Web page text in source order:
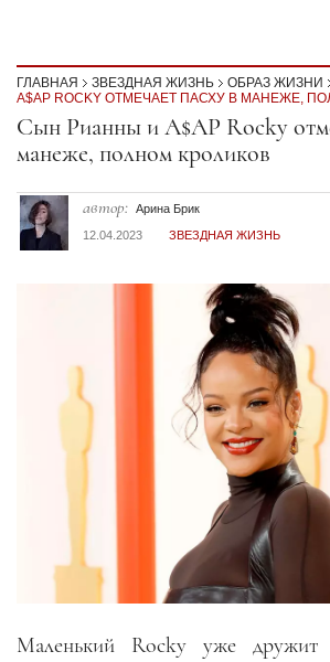
ГЛАВНАЯ ЗВЕЗДНАЯ ЖИЗНЬ ОБРАЗ ЖИЗНИ
A$AP ROCKY ОТМЕЧАЕТ ПАСХУ В МАНЕЖЕ,
Секция статей
Сын Рианны и A$AP Rocky
манеже, полном кроликов
автор: Арина Брик
12.04.2023
ЗВЕЗДНАЯ ЖИЗНЬ
Маленький Rocky уже